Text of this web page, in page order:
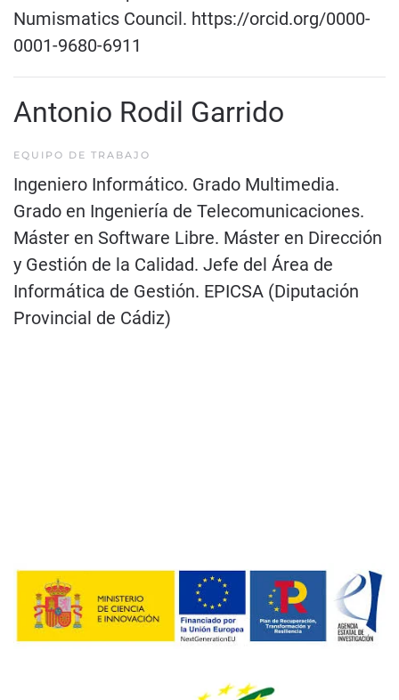
Numismatics Council. https://orcid.org/0000-
0001-9680-6911
Antonio Rodil Garrido
EQUIPO DE TRABAJO
Ingeniero Informático. Grado Multimedia.
Grado en Ingeniería de Telecomunicaciones.
Máster en Software Libre. Máster en Dirección
y Gestión de la Calidad. Jefe del Área de
Informática de Gestión. EPICSA (Diputación
Provincial de Cádiz)